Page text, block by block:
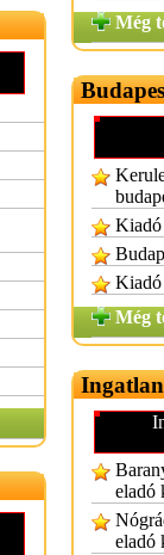
Még
Kiadó
Kiadó
Még
eladó
eladó